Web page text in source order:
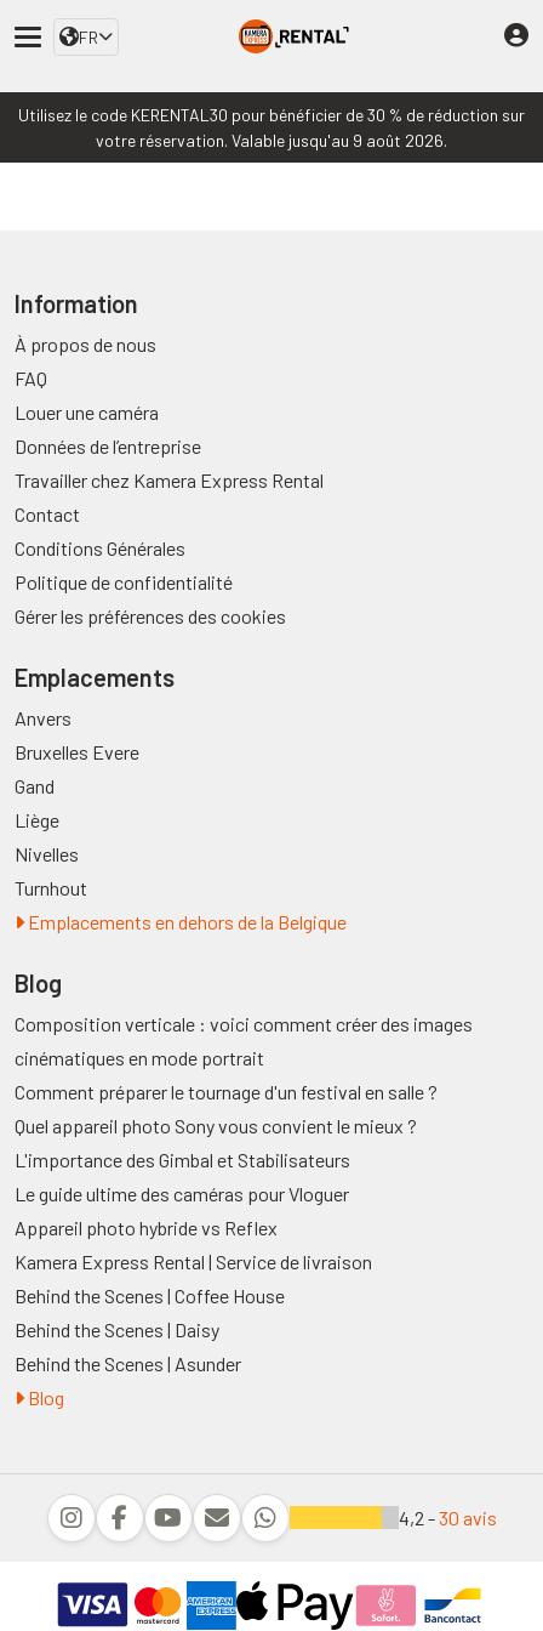
FR
Utilisez le code KERENTAL30 pour bénéficier de 30 % de réduction sur
votre réservation. Valable jusqu'au 9 août 2026.
Information
À propos de nous
FAQ
Louer une caméra
Données de l’entreprise
Travailler chez Kamera Express Rental
Contact
Conditions Générales
Politique de confidentialité
Gérer les préférences des cookies
Emplacements
Anvers
Bruxelles Evere
Gand
Liège
Nivelles
Turnhout
Emplacements en dehors de la Belgique
Blog
Composition verticale : voici comment créer des images
cinématiques en mode portrait
Comment préparer le tournage d'un festival en salle ?
Quel appareil photo Sony vous convient le mieux ?
L'importance des Gimbal et Stabilisateurs
Le guide ultime des caméras pour Vloguer
Appareil photo hybride vs Reflex
Kamera Express Rental | Service de livraison
Behind the Scenes | Coffee House
Behind the Scenes | Daisy
Behind the Scenes | Asunder
Blog
4,2 -30 avis